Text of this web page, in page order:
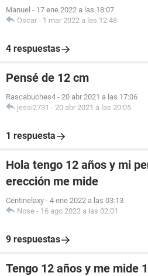
Manuel - 17 ene 2022 a las 18:07
Oscar - 1 mar 2022 a las 12:48
4 respuestas
Pensé de 12 cm
Rascabuches4 - 20 abr 2021 a las 17:06
jessi2731 - 20 abr 2021 a las 20:05
1 respuesta
Hola tengo 12 años y mi
erección me mide
Centinelaxy - 4 ene 2022 a las 03:13
Nose - 16 ago 2023 a las 02:01
9 respuestas
Tengo 12 años y me mide